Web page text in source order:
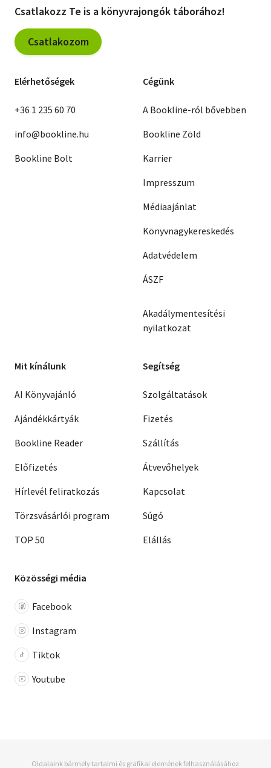
Csatlakozz Te is a könyvrajongók táborához!
Csatlakozom
Elérhetőségek
+36 1 235 60 70
info@bookline.hu
Bookline Bolt
Cégünk
A Bookline-ról bővebben
Bookline Zöld
Karrier
Impresszum
Médiaajánlat
Könyvnagykereskedés
Adatvédelem
ÁSZF
Akadálymentesítési
nyilatkozat
Mit kínálunk
AI Könyvajánló
Ajándékkártyák
Bookline Reader
Előfizetés
Hírlevél feliratkozás
Törzsvásárlói program
TOP 50
Segítség
Szolgáltatások
Fizetés
Szállítás
Átvevőhelyek
Kapcsolat
Súgó
Elállás
Közösségi média
Facebook
Instagram
Tiktok
Youtube
Oldalaink bármely tartalmi és grafikai elemének felhasználásához